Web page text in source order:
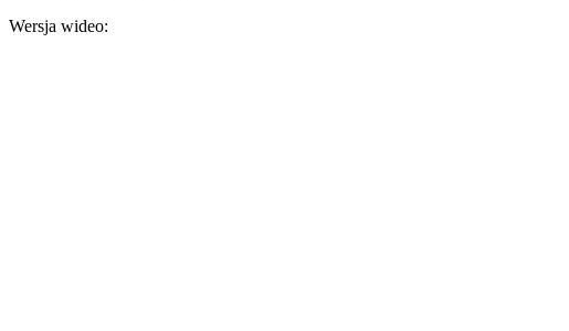
Wersja wideo: